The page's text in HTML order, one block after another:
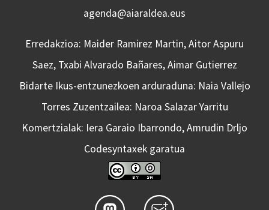
agenda@aiaraldea.eus
Erredakzioa: Maider Ramirez Martin, Aitor Aspuru
Saez, Txabi Alvarado Bañares, Aimar Gutierrez
Bidarte Ikus-entzunezkoen arduraduna: Naia Vallejo
Torres Zuzentzailea: Naroa Salazar Yarritu
Komertzialak: Iera Garaio Ibarrondo, Amrudin Drljo
Codesyntaxek garatua